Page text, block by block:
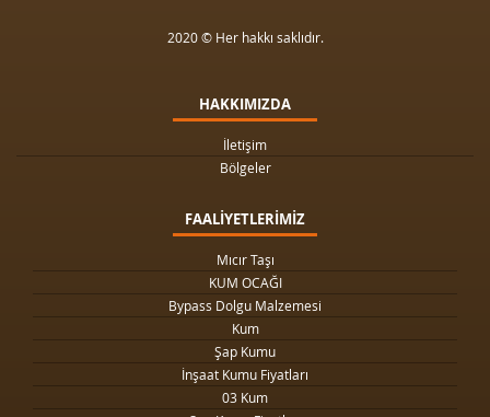
2020 © Her hakkı saklıdır.
HAKKIMIZDA
İletişim
Bölgeler
FAALİYETLERİMİZ
Mıcır Taşı
KUM OCAĞI
Bypass Dolgu Malzemesi
Kum
Şap Kumu
İnşaat Kumu Fiyatları
03 Kum